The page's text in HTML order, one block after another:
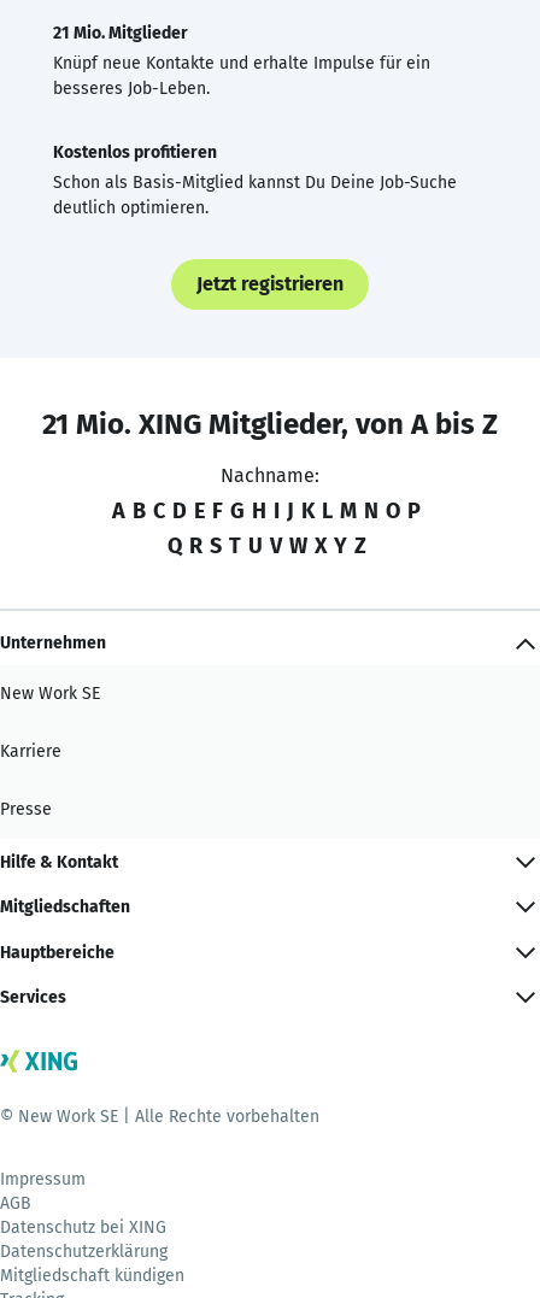
21 Mio. Mitglieder
Knüpf neue Kontakte und erhalte Impulse für ein
besseres Job-Leben.
Kostenlos profitieren
Schon als Basis-Mitglied kannst Du Deine Job-Suche
deutlich optimieren.
Jetzt registrieren
21 Mio. XING Mitglieder, von A bis Z
Nachname:
A B C D E F G H I J K L M N O P
Q R S T U V W X Y Z
Unternehmen
New Work SE
Karriere
Presse
Hilfe & Kontakt
Mitgliedschaften
Hauptbereiche
Services
© New Work SE | Alle Rechte vorbehalten
Impressum
AGB
Datenschutz bei XING
Datenschutzerklärung
Mitgliedschaft kündigen